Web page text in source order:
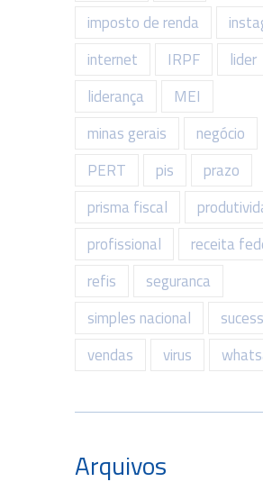
imposto de renda
internet
IRPF
lider
liderança
MEI
minas gerais
negócio
PERT
pis
prazo
prisma fiscal
profissional
receita
refis
seguranca
simples nacional
vendas
virus
Arquivos